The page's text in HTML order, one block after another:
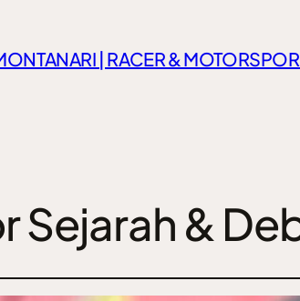
| RACER &
Sejarah &